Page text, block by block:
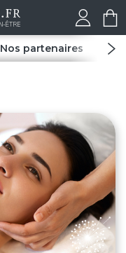
Nos partenaires Spas